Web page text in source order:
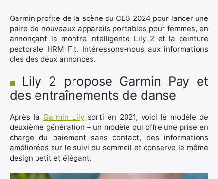
Garmin profite de la scène du CES 2024 pour lancer une
paire de nouveaux appareils portables pour femmes, en
annonçant la montre intelligente Lily 2 et la ceinture
pectorale HRM-Fit. Intéressons-nous aux informations
clés des deux annonces.
Lily 2 propose Garmin Pay et
des entraînements de danse
Après la Garmin Lily sorti en 2021, voici le modèle de
deuxième génération – un modèle qui offre une prise en
charge du paiement sans contact, des informations
améliorées sur le suivi du sommeil et conserve le même
design petit et élégant.